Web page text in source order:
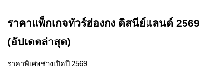
ราคาแพ็กเกจทัวร์ฮ่องกง ดิสนีย์แลนด์ 2569
(อัปเดตล่าสุด)
ราคาพิเศษช่วงเปิดปี 2569